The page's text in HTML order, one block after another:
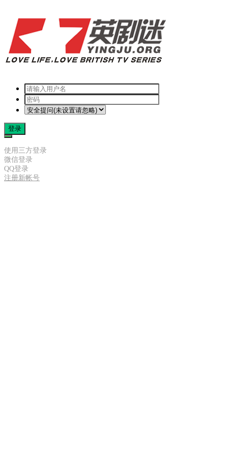
登录
使用三方登录
微信登录
QQ登录
注册新帐号